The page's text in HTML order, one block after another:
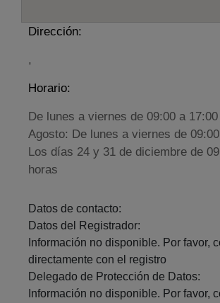
Dirección:
,
Horario:
De lunes a viernes de 09:00 a
Agosto: De lunes a viernes de
Los días 24 y 31 de diciembre de
horas
Datos de contacto:
Datos del Registrador:
Información no disponible. Por favor,
directamente con el registro
Delegado de Protección de Datos:
Información no disponible. Por favor,